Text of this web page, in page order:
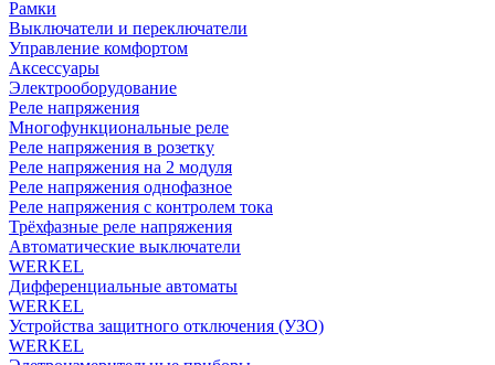
Рамки
Выключатели и переключатели
Управление комфортом
Аксессуары
Электрооборудование
Реле напряжения
Многофункциональные реле
Реле напряжения в розетку
Реле напряжения на 2 модуля
Реле напряжения однофазное
Реле напряжения с контролем тока
Трёхфазные реле напряжения
Автоматические выключатели
WERKEL
Дифференциальные автоматы
WERKEL
Устройства защитного отключения (УЗО)
WERKEL